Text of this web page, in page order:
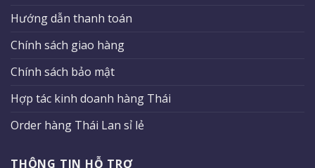
Hướng dẫn thanh toán
Chính sách giao hàng
Chính sách bảo mật
Hợp tác kinh doanh hàng Thái
Order hàng Thái Lan sỉ lẻ
THÔNG TIN HỖ TRỢ